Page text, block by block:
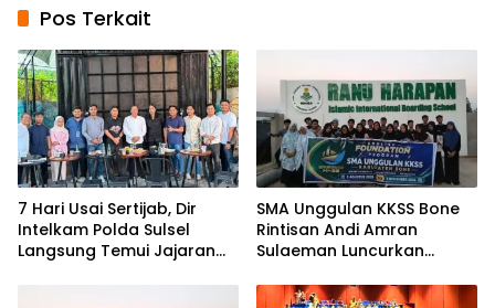
Pos Terkait
7 Hari Usai Sertijab, Dir
Intelkam Polda Sulsel
Langsung Temui Jajaran
SMA Unggulan KKSS Bone
Rintisan Andi Amran
Sulaeman Luncurkan
Program